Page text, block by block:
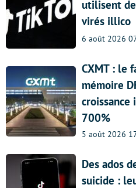
utilisent
virés illico
6 août 2026
CXMT : le
mémoire
croissance
700%
5 août 2026
Des ados
suicide :